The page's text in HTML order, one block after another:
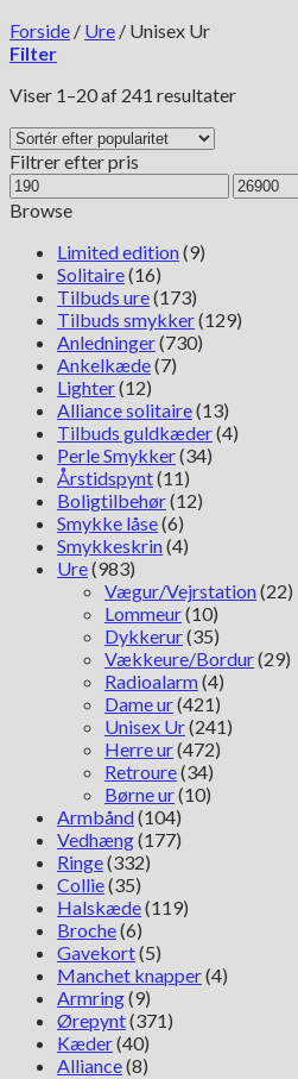
Forside / Ure / Unisex Ur
Filter
Viser 1–20 af 241 resultaterSorteret
Filtrer efter pris
Mindste
pris
Højeste
pris
Browse
Limited edition(9)
Solitaire(16)
Tilbuds ure(173)
Tilbuds smykker(129)
Anledninger(730)
Ankelkæde(7)
Lighter(12)
Alliance solitaire(13)
Tilbuds guldkæder(4)
Perle Smykker(34)
Årstidspynt(11)
Boligtilbehør(12)
Smykke låse(6)
Smykkeskrin(4)
Ure(983)
Vægur/Vejrstation(22)
Lommeur(10)
Dykkerur(35)
Vækkeure/Bordur(29)
Radioalarm(4)
Dame ur(421)
Unisex Ur(241)
Herre ur(472)
Retroure(34)
Børne ur(10)
Armbånd(104)
Vedhæng(177)
Ringe(332)
Collie(35)
Halskæde(119)
Broche(6)
Gavekort(5)
Manchet knapper(4)
Armring(9)
Ørepynt(371)
Kæder(40)
Alliance(8)